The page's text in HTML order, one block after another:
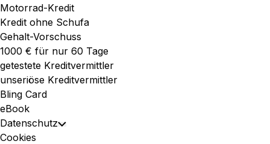
Motorrad-Kredit
Kredit ohne Schufa
Gehalt-Vorschuss
1000 € für nur 60 Tage
getestete Kreditvermittler
unseriöse Kreditvermittler
Bling Card
eBook
Datenschutz Toggle
Cookies